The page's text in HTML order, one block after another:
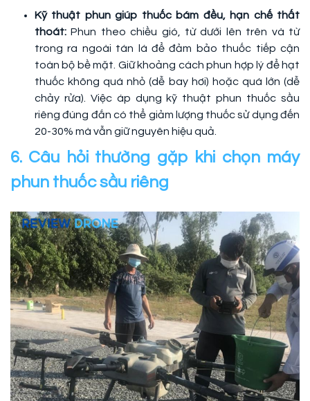
Kỹ thuật phun giúp thuốc bám đều, hạn chế thất
thoát:Phun theo chiều gió, từ dưới lên trên và từ
trong ra ngoài tán lá để đảm bảo thuốc tiếp cận
toàn bộ bề mặt. Giữ khoảng cách phun hợp lý để hạt
thuốc không quá nhỏ (dễ bay hơi) hoặc quá lớn (dễ
chảy rửa). Việc áp dụng kỹ thuật phun thuốc sầu
riêng đúng đắn có thể giảm lượng thuốc sử dụng đến
20-30% mà vẫn giữ nguyên hiệu quả.
6. Câu hỏi thường gặp khi chọn máy
phun thuốc sầu riêng